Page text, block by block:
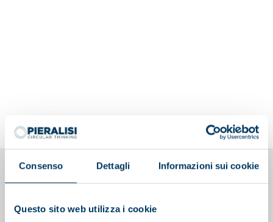
Consenso Dettagli Informazioni sui cookie
Questo sito web utilizza i cookie
You may also be interested in